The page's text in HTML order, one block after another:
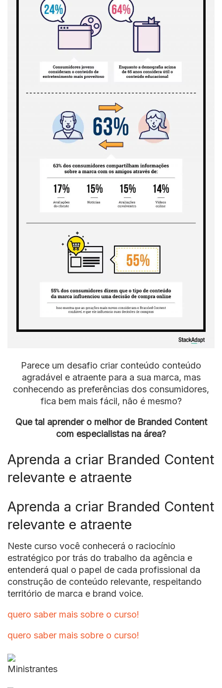
Parece um desafio criar conteúdo conteúdo
agradável e atraente para a sua marca, mas
conhecendo as preferências dos consumidores,
fica bem mais fácil, não é mesmo?
Que tal aprender o melhor de Branded Content
com especialistas na área?
Aprenda a criar Branded Content
relevante e atraente
Aprenda a criar Branded Content
relevante e atraente
Neste curso você conhecerá o raciocínio
estratégico por trás do trabalho da agência e
entenderá qual o papel de cada profissional da
construção de conteúdo relevante, respeitando
território de marca e brand voice.
quero saber mais sobre o curso!
quero saber mais sobre o curso!
Ministrantes